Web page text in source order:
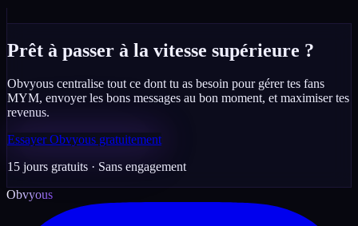
Prêt à passer à la vitesse supérieure ?
Obvyous centralise tout ce dont tu as besoin pour gérer tes fans
MYM, envoyer les bons messages au bon moment, et maximiser tes
revenus.
Essayer Obvyous gratuitement
15 jours gratuits · Sans engagement
Obvyous